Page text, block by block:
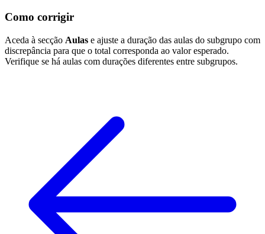
Como corrigir
Aceda à secção Aulas e ajuste a duração das aulas do subgrupo com
discrepância para que o total corresponda ao valor esperado.
Verifique se há aulas com durações diferentes entre subgrupos.